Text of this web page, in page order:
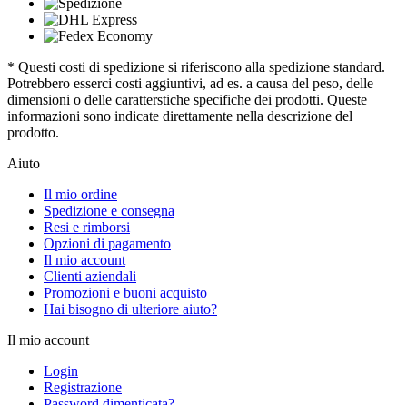
* Questi costi di spedizione si riferiscono alla spedizione standard.
Potrebbero esserci costi aggiuntivi, ad es. a causa del peso, delle
dimensioni o delle caratterstiche specifiche dei prodotti. Queste
informazioni sono indicate direttamente nella descrizione del
prodotto.
Aiuto
Il mio ordine
Spedizione e consegna
Resi e rimborsi
Opzioni di pagamento
Il mio account
Clienti aziendali
Promozioni e buoni acquisto
Hai bisogno di ulteriore aiuto?
Il mio account
Login
Registrazione